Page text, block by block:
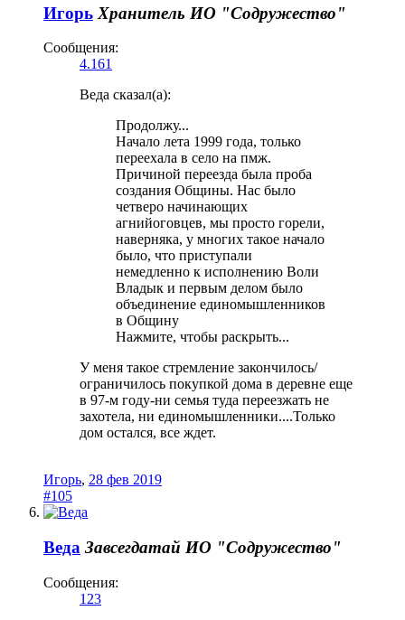
Игорь Хранитель ИО "Содружество"
Сообщения:
4.161
Веда сказал(а):
Продолжу...
Начало лета 1999 года, только
переехала в село на пмж.
Причиной переезда была проба
создания Общины. Нас было
четверо начинающих
агнийоговцев, мы просто горели,
наверняка, у многих такое начало
было, что приступали
немедленно к исполнению Воли
Владык и первым делом было
объединение единомышленников
в Общину
Нажмите, чтобы раскрыть...
У меня такое стремление закончилось/
ограничилось покупкой дома в деревне еще
в 97-м году-ни семья туда переезжать не
захотела, ни единомышленники....Только
дом остался, все ждет.
Игорь, 28 фев 2019
#105
Веда Завсегдатай ИО "Содружество"
Сообщения:
123